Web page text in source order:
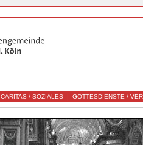
CARITAS / SOZIALES | GOTTESDIENSTE /